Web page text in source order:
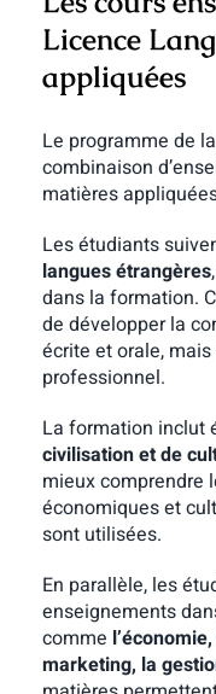
Licence
appliquées
Le programme de
combinaison
matières
Les étudiants
langues étrangères
dans la formation.
de développer la
écrite et orale,
professionnel.
La formation inclut
civilisation et de
mieux comprendre
économiques et
sont utilisées.
En parallèle, les
enseignements
comme
marketing, la